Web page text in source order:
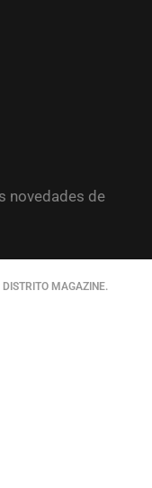
novedades de
MAGAZINE.